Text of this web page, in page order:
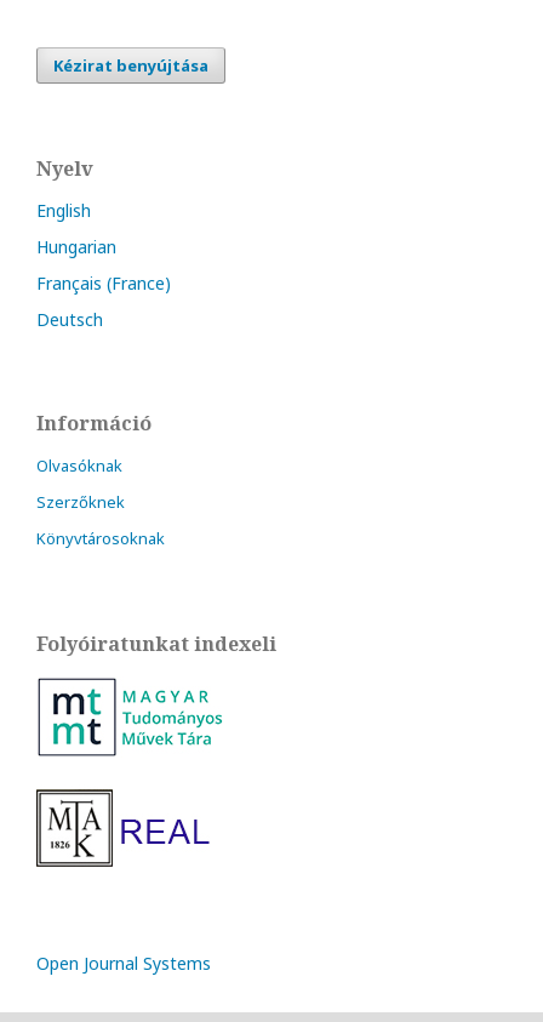
Kézirat benyújtása
Nyelv
English
Hungarian
Français (France)
Deutsch
Információ
Olvasóknak
Szerzőknek
Könyvtárosoknak
Folyóiratunkat indexeli
Open Journal Systems